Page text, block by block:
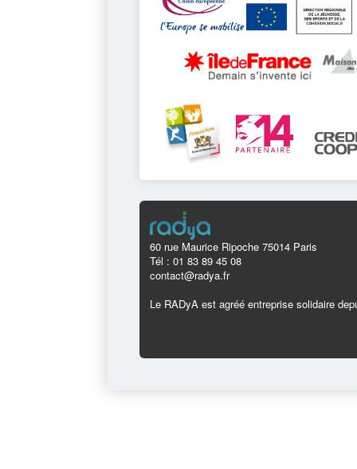
60 rue Maurice Ripoche 75014 Paris
Tél : 01 83 89 45 08
contact@radya.fr
Le RADyA est agréé entreprise solidaire